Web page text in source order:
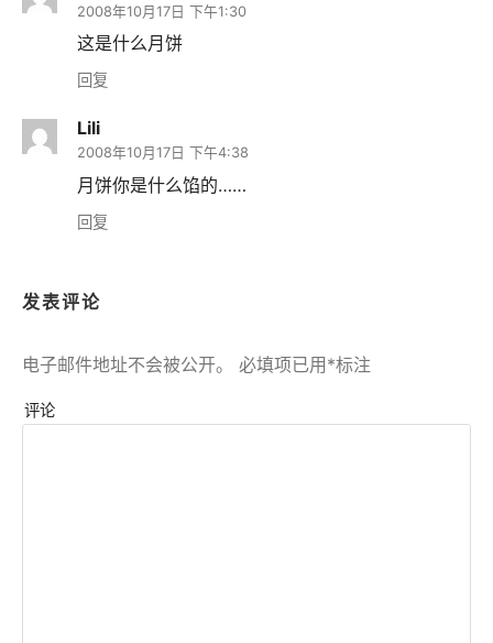
2008年10月17日 下午1:30
这是什么月饼
回复
Lili
2008年10月17日 下午4:38
月饼你是什么馅的……
回复
发表评论
电子邮件地址不会被公开。 必填项已用*标注
评论